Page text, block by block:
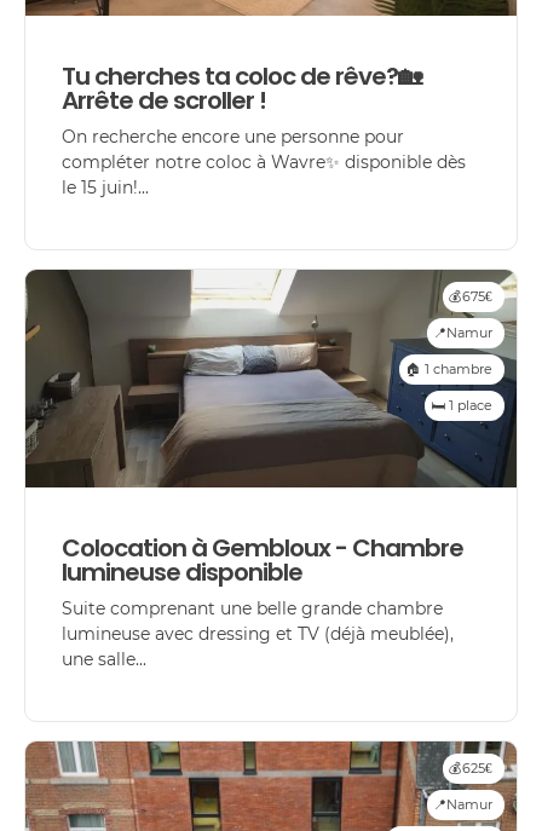
Tu cherches ta coloc de rêve?🏡
Arrête de scroller !
On recherche encore une personne pour
compléter notre coloc à Wavre✨ disponible dès
le 15 juin!...
💰675€
📍Namur
🏠 1 chambre
🛏️ 1 place
Colocation à Gembloux - Chambre
lumineuse disponible
Suite comprenant une belle grande chambre
lumineuse avec dressing et TV (déjà meublée),
une salle...
💰625€
📍Namur